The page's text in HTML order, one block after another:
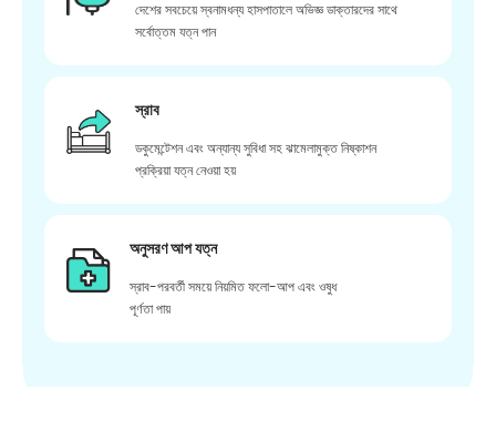
দেশের সবচেয়ে স্বনামধন্য হাসপাতালে অভিজ্ঞ ডাক্তারদের সাথে
সর্বোত্তম যত্ন পান
স্রাব
ডকুমেন্টেশন এবং অন্যান্য সুবিধা সহ ঝামেলামুক্ত নিষ্কাশন
প্রক্রিয়া যত্ন নেওয়া হয়
অনুসরণ আপ যত্ন
স্রাব-পরবর্তী সময়ে নিয়মিত ফলো-আপ এবং ওষুধ
পূর্ণতা পায়